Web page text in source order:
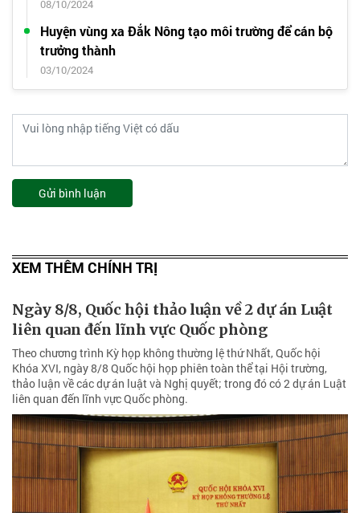
08/10/2024
Huyện vùng xa Đắk Nông tạo môi trường để cán bộ
trưởng thành
03/10/2024
Gửi bình luận
XEM THÊM CHÍNH TRỊ
Ngày 8/8, Quốc hội thảo luận về 2 dự án Luật
liên quan đến lĩnh vực Quốc phòng
Theo chương trình Kỳ họp không thường lệ thứ Nhất, Quốc hội
Khóa XVI, ngày 8/8 Quốc hội họp phiên toàn thể tại Hội trường,
thảo luận về các dự án luật và Nghị quyết; trong đó có 2 dự án Luật
liên quan đến lĩnh vực Quốc phòng.